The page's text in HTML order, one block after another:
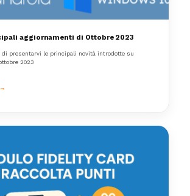
aggiornamenti di Ottobre 2023
di presentarvi le principali novità introdotte su
2023